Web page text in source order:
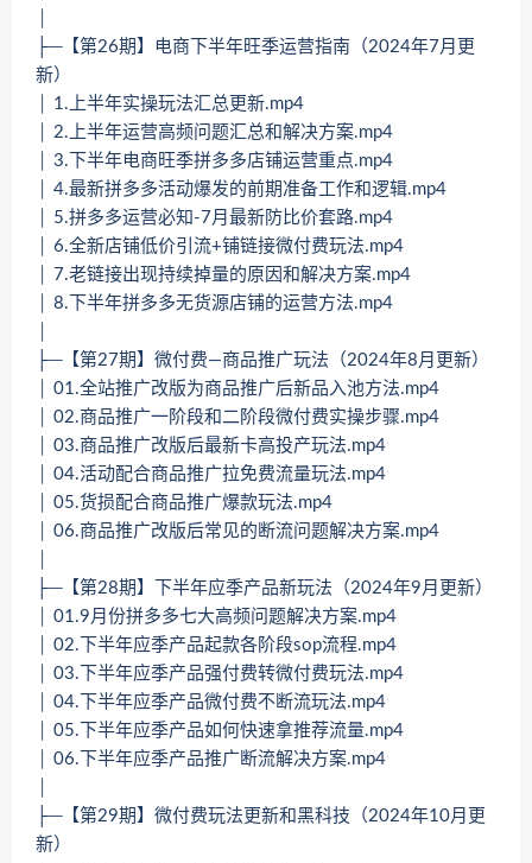
├─【第26期】电商下半年旺季运营指南（2024年7月更
新）
│ 1.上半年实操玩法汇总更新.mp4
│ 2.上半年运营高频问题汇总和解决方案.mp4
│ 3.下半年电商旺季拼多多店铺运营重点.mp4
│ 4.最新拼多多活动爆发的前期准备工作和逻辑.mp4
│ 5.拼多多运营必知-7月最新防比价套路.mp4
│ 6.全新店铺低价引流+铺链接微付费玩法.mp4
│ 7.老链接出现持续掉量的原因和解决方案.mp4
│ 8.下半年拼多多无货源店铺的运营方法.mp4
├─【第27期】微付费—商品推广玩法（2024年8月更新）
│ 01.全站推广改版为商品推广后新品入池方法.mp4
│ 02.商品推广一阶段和二阶段微付费实操步骤.mp4
│ 03.商品推广改版后最新卡高投产玩法.mp4
│ 04.活动配合商品推广拉免费流量玩法.mp4
│ 05.货损配合商品推广爆款玩法.mp4
│ 06.商品推广改版后常见的断流问题解决方案.mp4
├─【第28期】下半年应季产品新玩法（2024年9月更新）
│ 01.9月份拼多多七大高频问题解决方案.mp4
│ 02.下半年应季产品起款各阶段sop流程.mp4
│ 03.下半年应季产品强付费转微付费玩法.mp4
│ 04.下半年应季产品微付费不断流玩法.mp4
│ 05.下半年应季产品如何快速拿推荐流量.mp4
│ 06.下半年应季产品推广断流解决方案.mp4
├─【第29期】微付费玩法更新和黑科技（2024年10月更
新）